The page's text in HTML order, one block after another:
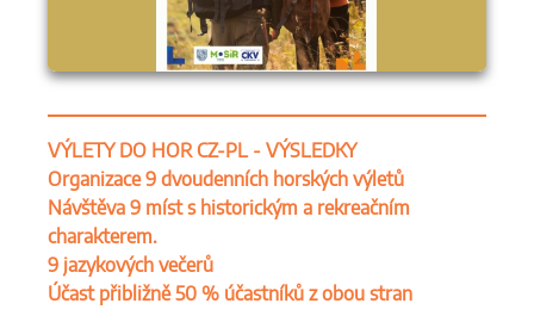
VÝLETY DO HOR CZ-PL - VÝSLEDKY
Organizace 9 dvoudenních horských výletů
Návštěva 9 míst s historickým a rekreačním
charakterem.
9 jazykových večerů
Účast přibližně 50 % účastníků z obou stran